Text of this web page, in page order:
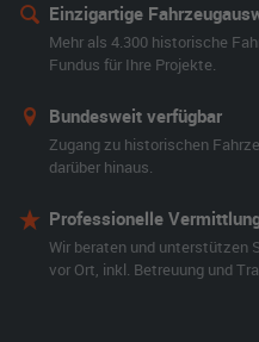
Einzigartige
Mehr als 4.300 historische
Fundus für Ihre Projekte.
Bundesweit verfügbar
Zugang zu historischen
darüber hinaus.
Professionelle
Wir beraten und unterstützen
vor Ort, inkl. Betreuung und